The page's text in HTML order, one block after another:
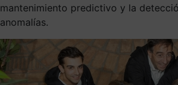
mantenimiento predictivo y la
anomalías.